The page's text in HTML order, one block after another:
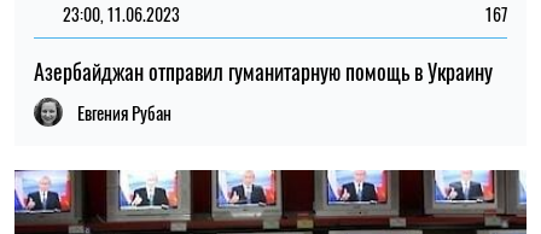
23:00, 11.06.2023 167
Азербайджан отправил гуманитарную помощь в Украину
Евгения Рубан